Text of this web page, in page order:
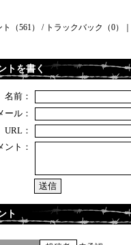
（561） / トラックバック（0）
トを書く
名前：
ール：
URL：
ント：
ト